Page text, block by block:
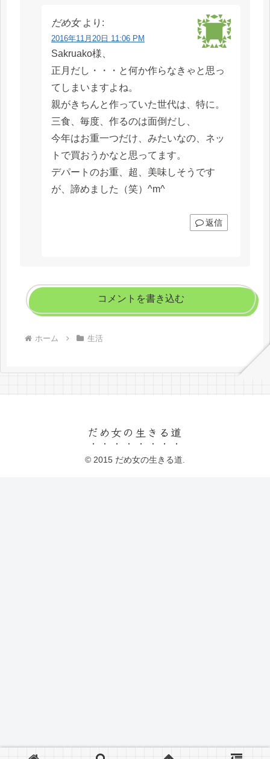
だめ女 より:
2016年11月20日 11:06 PM
Sakruako様、
正月だし・・・と何か作らなきゃと思っ
てしまいますよね。
親がきちんと作っていた世代は、特に。
三食、毎度、作るのは面倒だし、
今年はお重一つだけ、みたいなの、ネッ
トで買おうかなと思ってます。
デパートのお重、超、美味しそうです
が、諦めました（笑）^m^
返信
コメントを書き込む
ホーム 生活
だめ女の生きる道
© 2015 だめ女の生きる道.